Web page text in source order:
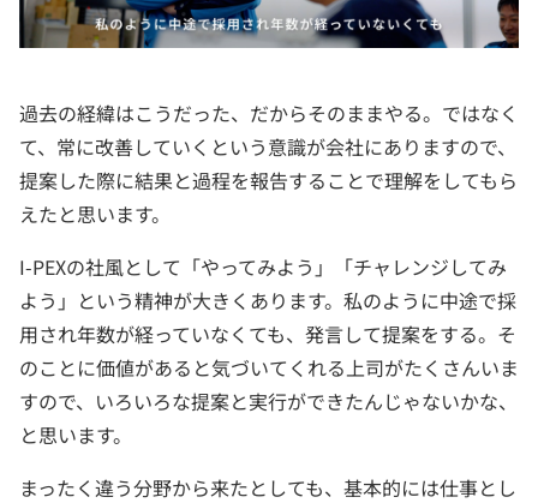
過去の経緯はこうだった、だからそのままやる。ではなく
て、常に改善していくという意識が会社にありますので、
提案した際に結果と過程を報告することで理解をしてもら
えたと思います。
I-PEXの社風として「やってみよう」「チャレンジしてみ
よう」という精神が大きくあります。私のように中途で採
用され年数が経っていなくても、発言して提案をする。そ
のことに価値があると気づいてくれる上司がたくさんいま
すので、いろいろな提案と実行ができたんじゃないかな、
と思います。
まったく違う分野から来たとしても、基本的には仕事とし